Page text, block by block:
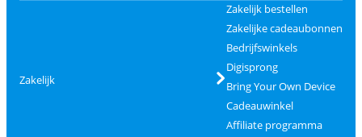
Zakelijk
Zakelijk bestellen
Zakelijke cadeaubonnen
Bedrijfswinkels
Digisprong
Bring Your Own Device
Cadeauwinkel
Affiliate programma